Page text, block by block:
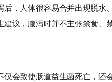
后，人体很容易合并出现脱水
议，腹泻时并不主张禁食、
仅会致使肠道益生菌死亡，还